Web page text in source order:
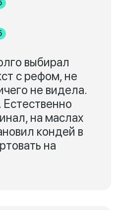
выбирал
с рефом, не
не видела.
на маслах
кондей в
на